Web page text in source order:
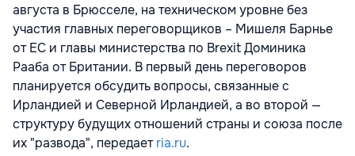
августа в Брюсселе, на техническом уровне без
участия главных переговорщиков – Мишеля Барнье
от ЕС и главы министерства по Brexit Доминика
Рааба от Британии. В первый день переговоров
планируется обсудить вопросы, связанные с
Ирландией и Северной Ирландией, а во второй —
структуру будущих отношений страны и союза после
их "развода", передаетria.ru.